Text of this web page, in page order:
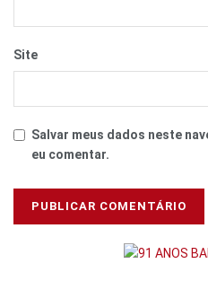
Site
Salvar meus dados neste
eu comentar.